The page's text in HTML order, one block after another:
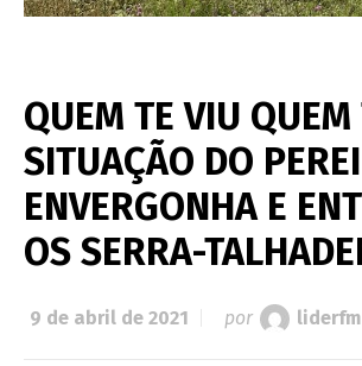
QUEM TE VIU QUEM
SITUAÇÃO DO
ENVERGONHA E
OS SERRA-
9 de abril de 2021 por liderfm